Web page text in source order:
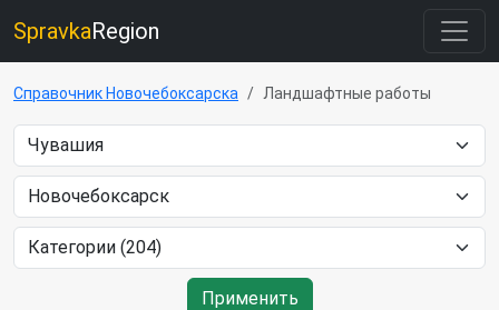
SpravkaRegion
Справочник Новочебоксарска Ландшафтные работы
Применить